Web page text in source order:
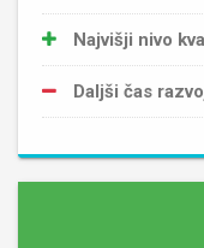
Najvišji nivo
Daljši čas